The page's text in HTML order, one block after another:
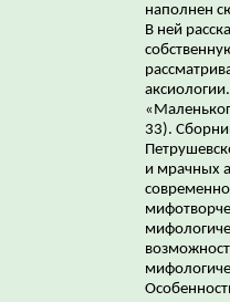
наполнен
В ней
33).
и мрачных